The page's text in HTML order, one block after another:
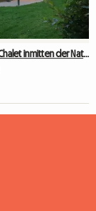
Gemütliches Chalet inmitten der Natur – Belgische Ardennen